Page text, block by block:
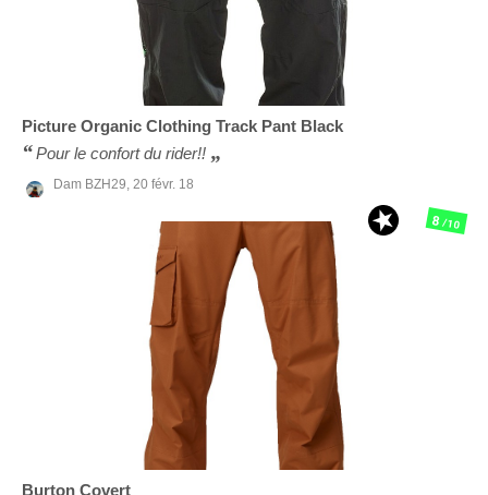
Picture Organic Clothing Track Pant Black
Pour le confort du rider!!
Dam BZH29, 20 févr. 18
Burton Covert
8/10